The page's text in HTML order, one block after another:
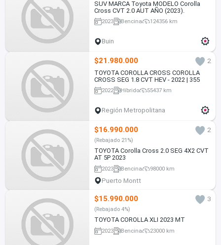
SUV MARCA Toyota MODELO Corolla
Cross CVT 2.0 AUT AÑO (2023).
2023 Bencina 124356 km
Buin
$21.980.000
2
TOYOTA COROLLA CROSS COROLLA
CROSS SEG 1.8 CVT HEV - 2022 | 355
2022 Híbrido 55437 km
Región Metropolitana
$16.990.000 2
(Rebajado 21%)
TOYOTA Corolla Cross 2.0 SEG 4X2 CVT
AT 5P 2023
2023 Bencina 98000 km
Puerto Montt
$15.990.000 3
(Rebajado 4%)
TOYOTA COROLLA XLI 2023 MT
2023 Bencina 23000 km